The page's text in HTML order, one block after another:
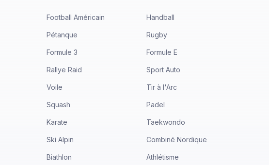
Football Américain Handball
Pétanque Rugby
Formule 3 Formule E
Rallye Raid Sport Auto
Voile Tir à l'Arc
Squash Padel
Karate Taekwondo
Ski Alpin Combiné Nordique
Biathlon Athlétisme